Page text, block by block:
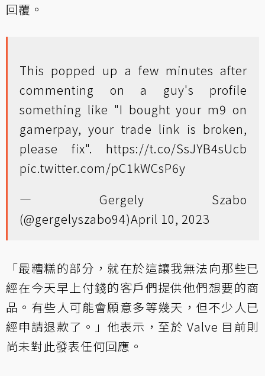
回覆。
This popped up a few minutes after
commenting on a guy's profile
something like "I bought your m9 on
gamerpay, your trade link is broken,
please fix". https://t.co/SsJYB4sUcb
pic.twitter.com/pC1kWCsP6y
— Gergely Szabo
(@gergelyszabo94)April 10, 2023
「最糟糕的部分，就在於這讓我無法向那些已
經在今天早上付錢的客戶們提供他們想要的商
品。有些人可能會願意多等幾天，但不少人已
經申請退款了。」他表示，至於 Valve 目前則
尚未對此發表任何回應。